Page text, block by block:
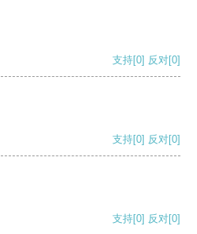
支持[0] 反对[0]
支持[0] 反对[0]
支持[0] 反对[0]